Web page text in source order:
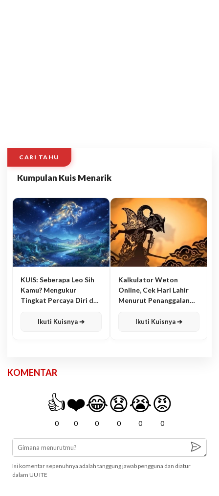
CARI TAHU
Kumpulan Kuis Menarik
KUIS: Seberapa Leo Sih
Kamu? Mengukur
Tingkat Percaya Diri dan
Ikuti Kuisnya ➔
Kalkulator Weton
Online, Cek Hari Lahir
Menurut Penanggalan
Ikuti Kuisnya ➔
KOMENTAR
👍
0
❤️
0
😂
0
😧
0
😭
0
😡
0
Isi komentar sepenuhnya adalah tanggung jawab pengguna dan diatur
dalam UU ITE